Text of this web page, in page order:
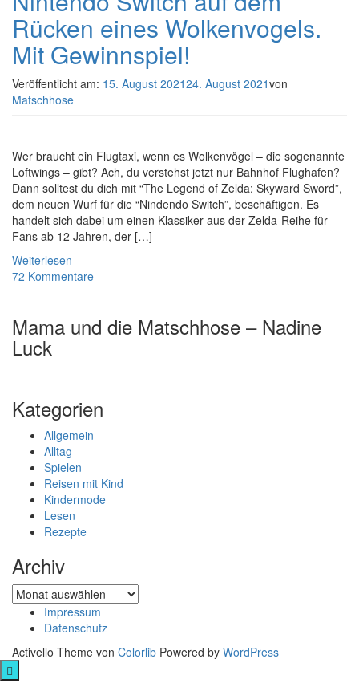
Rücken eines Wolkenvogels.
Mit Gewinnspiel!
Veröffentlicht am: 15. August 202124. August 2021von
Matschhose
Wer braucht ein Flugtaxi, wenn es Wolkenvögel – die sogenannte
Loftwings – gibt? Ach, du verstehst jetzt nur Bahnhof Flughafen?
Dann solltest du dich mit “The Legend of Zelda: Skyward Sword”,
dem neuen Wurf für die “Nindendo Switch”, beschäftigen. Es
handelt sich dabei um einen Klassiker aus der Zelda-Reihe für
Fans ab 12 Jahren, der […]
Weiterlesen
72 Kommentare
Mama und die Matschhose – Nadine
Luck
Kategorien
Allgemein
Alltag
Spielen
Reisen mit Kind
Kindermode
Lesen
Rezepte
Archiv
Archiv
Impressum
Datenschutz
Activello Theme von Colorlib Powered by WordPress